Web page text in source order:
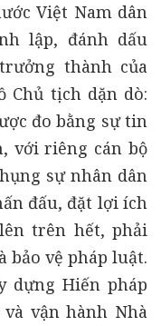
Việt Nam dân
lập, đánh dấu
thành của
Chủ tịch dặn dò:
đo bằng sự tin
với riêng cán bộ
sự nhân dân
đấu, đặt lợi ích
trên hết, phải
bảo vệ pháp luật.
dựng Hiến pháp
vận hành Nhà